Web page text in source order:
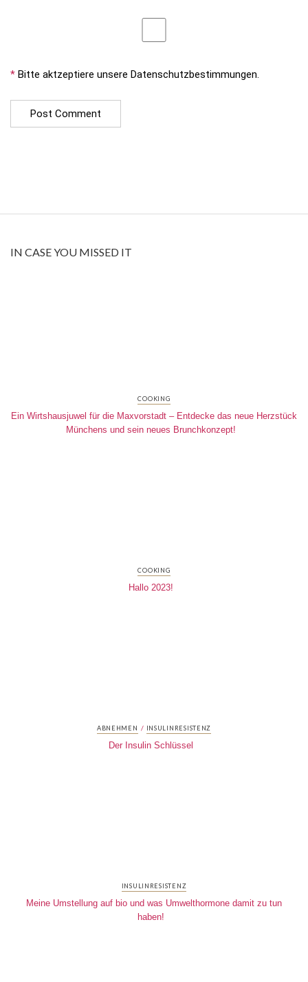
* Bitte aktzeptiere unsere Datenschutzbestimmungen.
IN CASE YOU MISSED IT
COOKING
Ein Wirtshausjuwel für die Maxvorstadt – Entdecke das neue Herzstück
Münchens und sein neues Brunchkonzept!
COOKING
Hallo 2023!
ABNEHMEN / INSULINRESISTENZ
Der Insulin Schlüssel
INSULINRESISTENZ
Meine Umstellung auf bio und was Umwelthormone damit zu tun
haben!